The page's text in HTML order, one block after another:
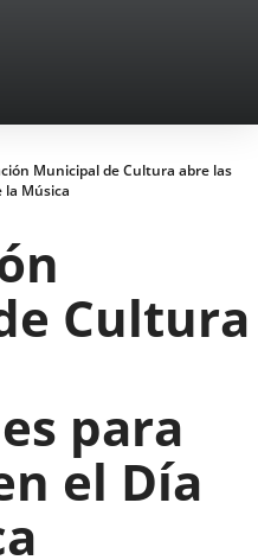
Municipal de Cultura abre las
la Música
Cultura
para
el Día